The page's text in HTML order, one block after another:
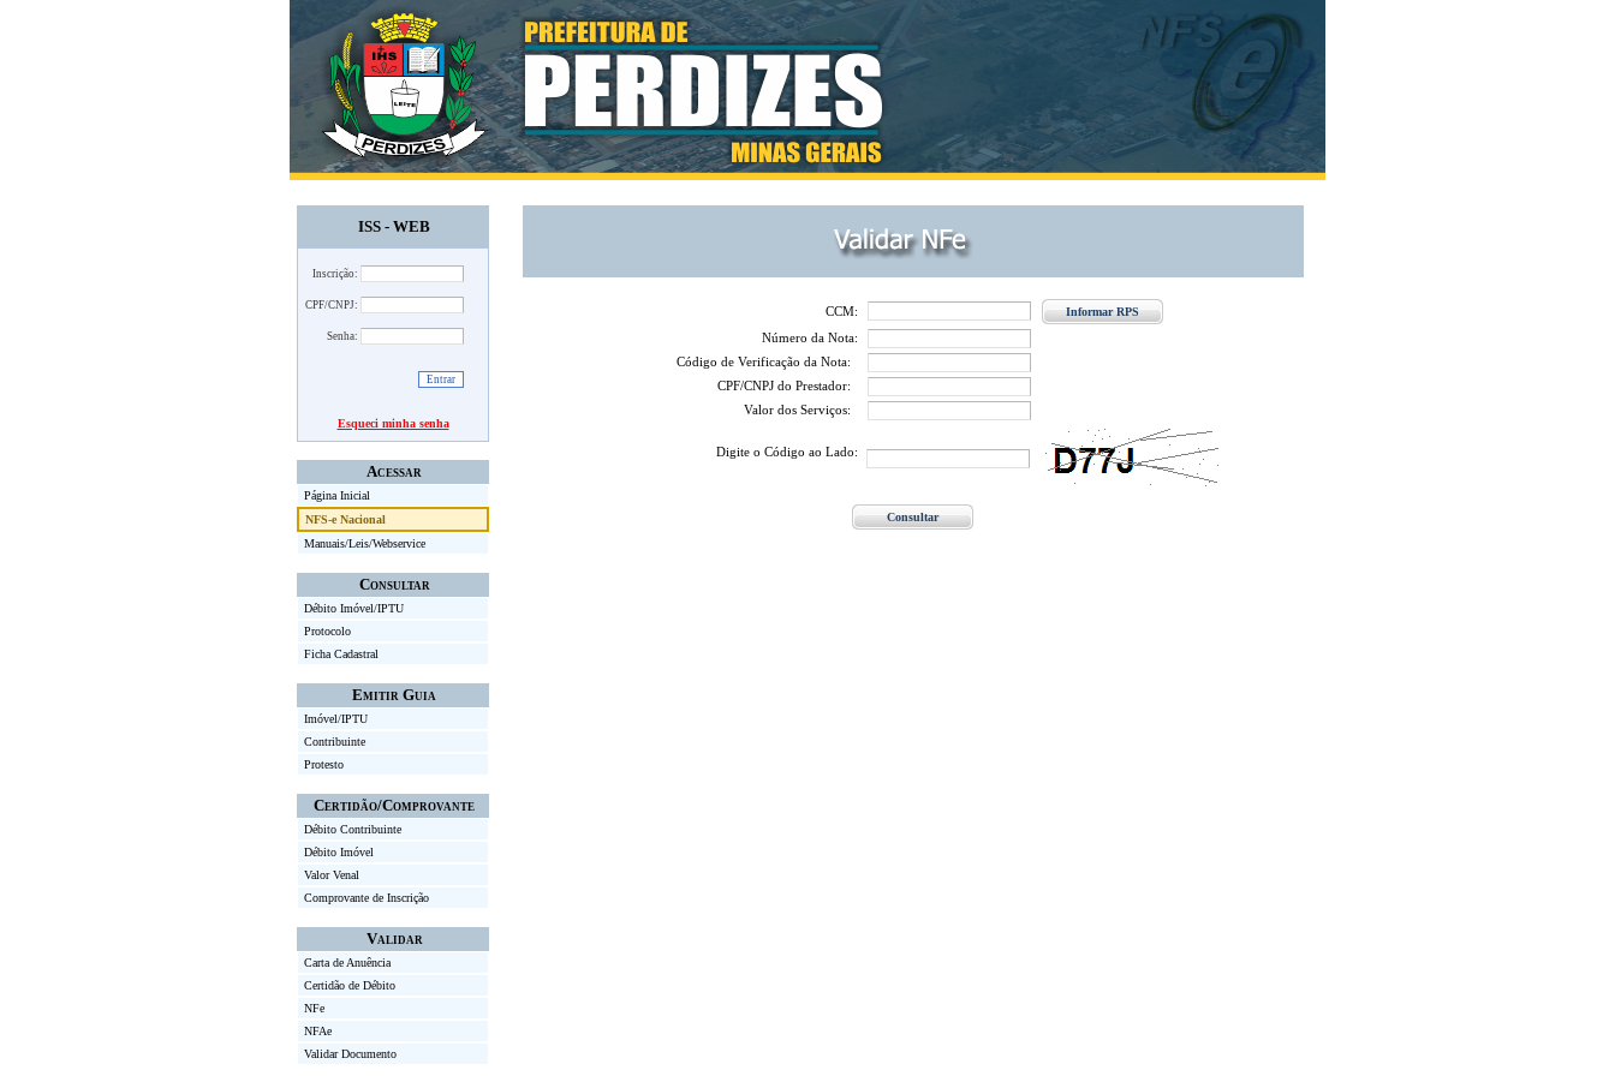
ISS - WEB
Inscrição:
CPF/CNPJ:
Senha:
Esqueci minha senha
Acessar
Página Inicial
NFS-e Nacional
Manuais/Leis/Webservice
Consultar
Débito Imóvel/IPTU
Protocolo
Ficha Cadastral
Emitir Guia
Imóvel/IPTU
Contribuinte
Protesto
Certidão/Comprovante
Débito Contribuinte
Débito Imóvel
Valor Venal
Comprovante de Inscrição
Validar
Carta de Anuência
Certidão de Débito
NFe
NFAe
Validar Documento
CCM:
Número da Nota:
Código de Verificação da Nota:
CPF/CNPJ do Prestador:
Valor dos Serviços:
Digite o Código ao Lado: